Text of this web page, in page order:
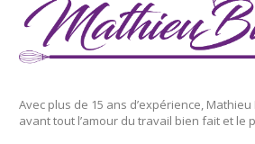
Avec plus de 15 ans d’expérience, Mathieu
avant tout l’amour du travail bien fait et le